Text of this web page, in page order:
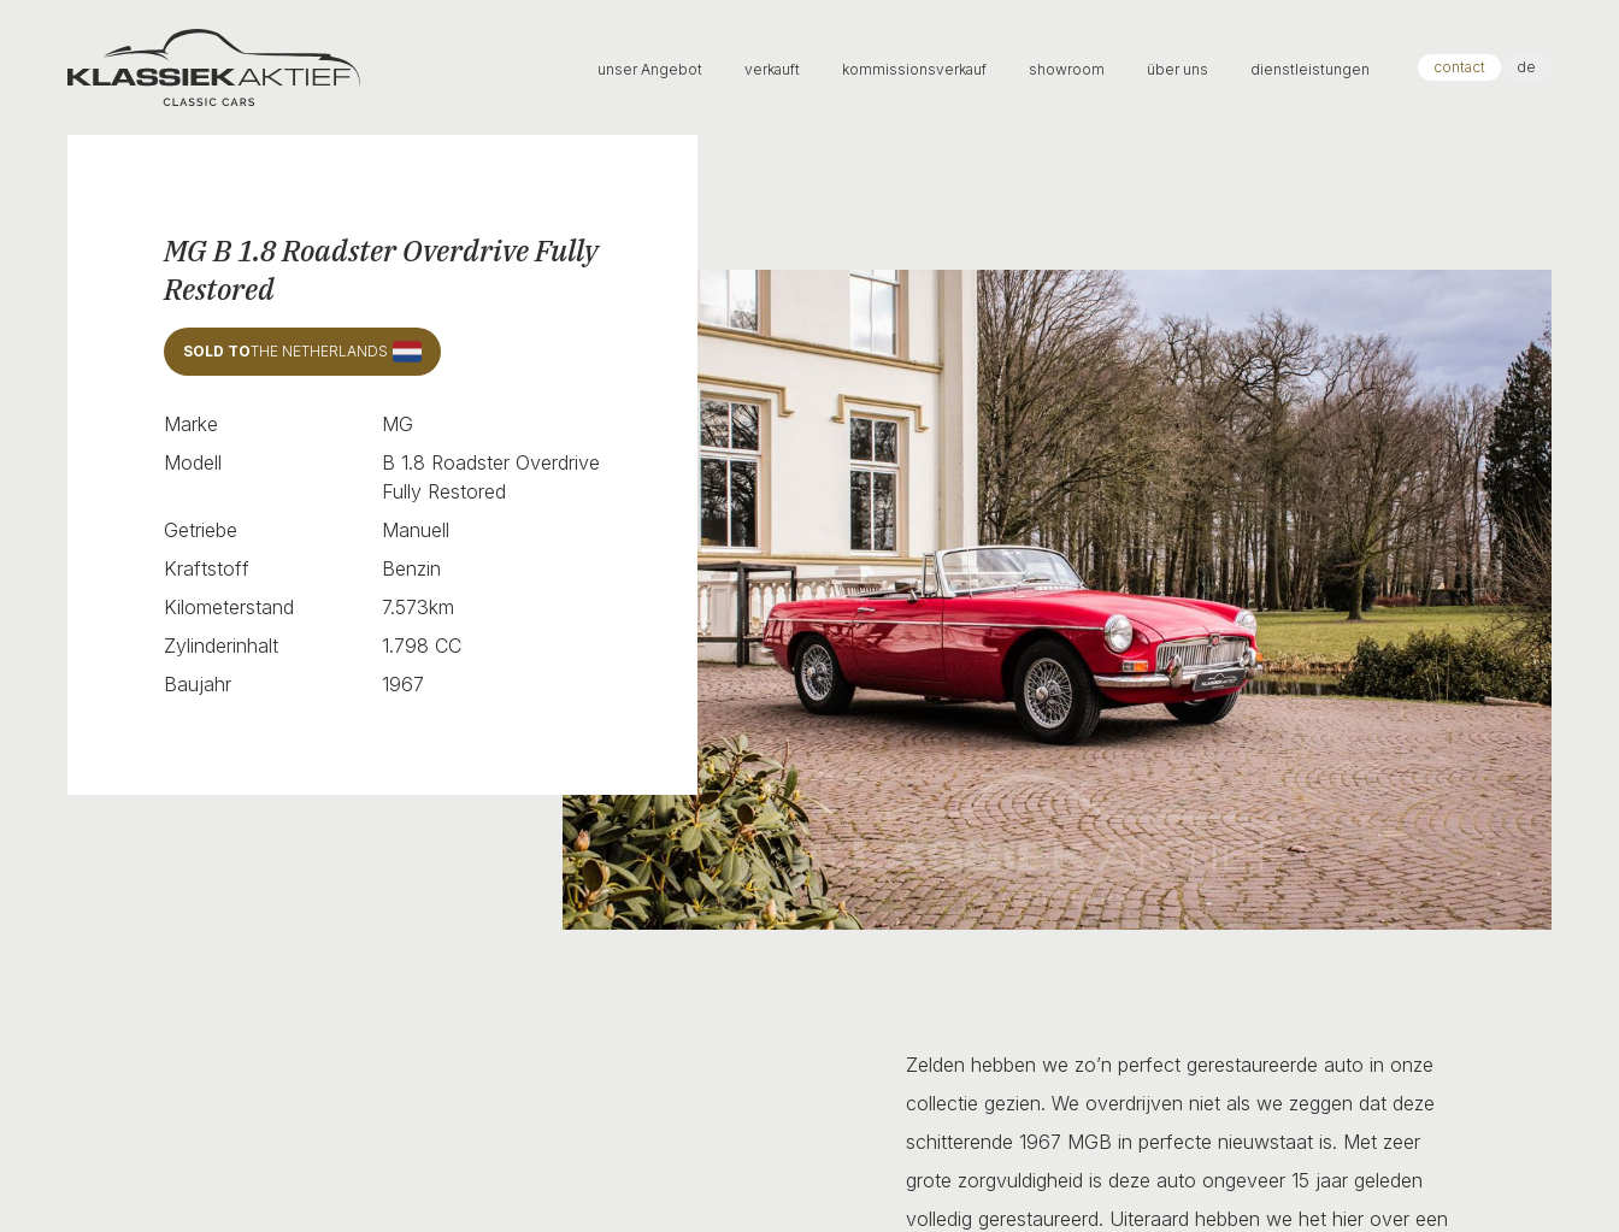
Klassiek Aktief
unser Angebot verkauft kommissionsverkauf showroom über uns dienstleistungen contact de
MG B 1.8 Roadster Overdrive Fully
Restored
SOLD TOTHE NETHERLANDS
Marke
MG
Modell
B 1.8 Roadster Overdrive
Fully Restored
Getriebe
Manuell
Kraftstoff
Benzin
Kilometerstand
7.573km
Zylinderinhalt
1.798 CC
Baujahr
1967
Zelden hebben we zo’n perfect gerestaureerde auto in onze
collectie gezien. We overdrijven niet als we zeggen dat deze
schitterende 1967 MGB in perfecte nieuwstaat is. Met zeer
grote zorgvuldigheid is deze auto ongeveer 15 jaar geleden
volledig gerestaureerd. Uiteraard hebben we het hier over een